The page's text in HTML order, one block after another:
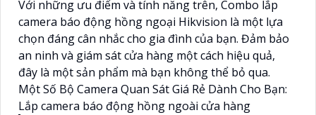
Với những ưu điểm và tính năng trên, Combo lắp
camera báo động hồng ngoại Hikvision là một lựa
chọn đáng cân nhắc cho gia đình của bạn. Đảm bảo
an ninh và giám sát cửa hàng một cách hiệu quả,
đây là một sản phẩm mà bạn không thể bỏ qua.
Một Số Bộ Camera Quan Sát Giá Rẻ Dành Cho Bạn:
Lắp camera báo động hồng ngoài cửa hàng